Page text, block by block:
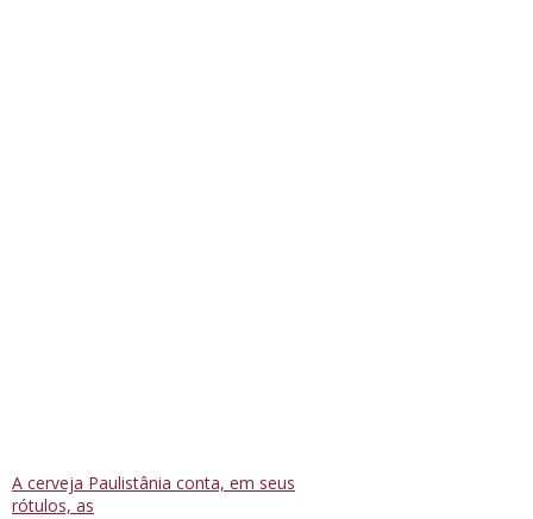
A cerveja Paulistânia conta, em seus
rótulos, as